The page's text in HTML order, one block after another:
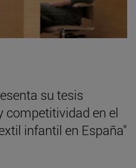
su tesis
competitividad en el
infantil en España"